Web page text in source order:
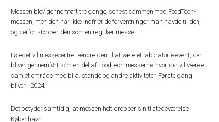
Messen blev gennemført tre gange, senest sammen med FoodTech-
messen, men den har ikke indfriet de forventninger man havde til den,
og derfor stopper den som en regulær messe.
I stedet vil messecentret ændre den til at være et laboratorie-event, der
bliver gennemført som en del af FoodTech-messerne, hvor der vil være et
samlet område med bl.a. stande og andre aktiviteter. Første gang
bliver i 2024.
Det betyder samtidig, at messen helt dropper sin tilstedeværelse i
København.